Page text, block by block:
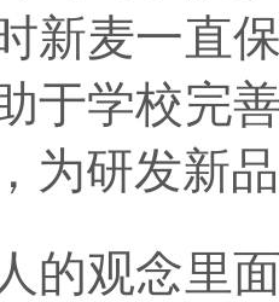
新麦一直
于学校完
为研发新
观念里面